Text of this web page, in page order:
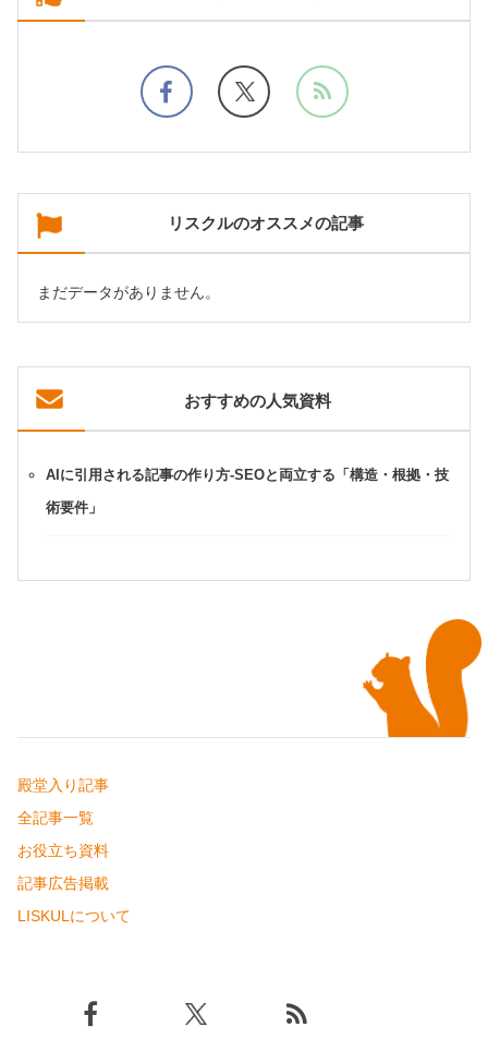
リスクルのオススメの記事
まだデータがありません。
おすすめの人気資料
AIに引用される記事の作り方-SEOと両立する「構造・根拠・技
術要件」
殿堂入り記事
全記事一覧
お役立ち資料
記事広告掲載
LISKULについて